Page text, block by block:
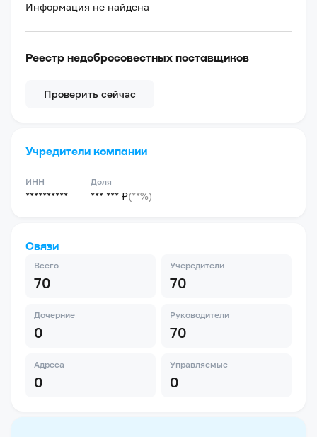
Информация не найдена
Реестр недобросовестных поставщиков
Проверить сейчас
Учредители компании
ИНН
**********
Доля
*** *** ₽(**%)
Связи
Всего
70
Учередители
70
Дочерние
0
Руководители
70
Адреса
0
Управляемые
0